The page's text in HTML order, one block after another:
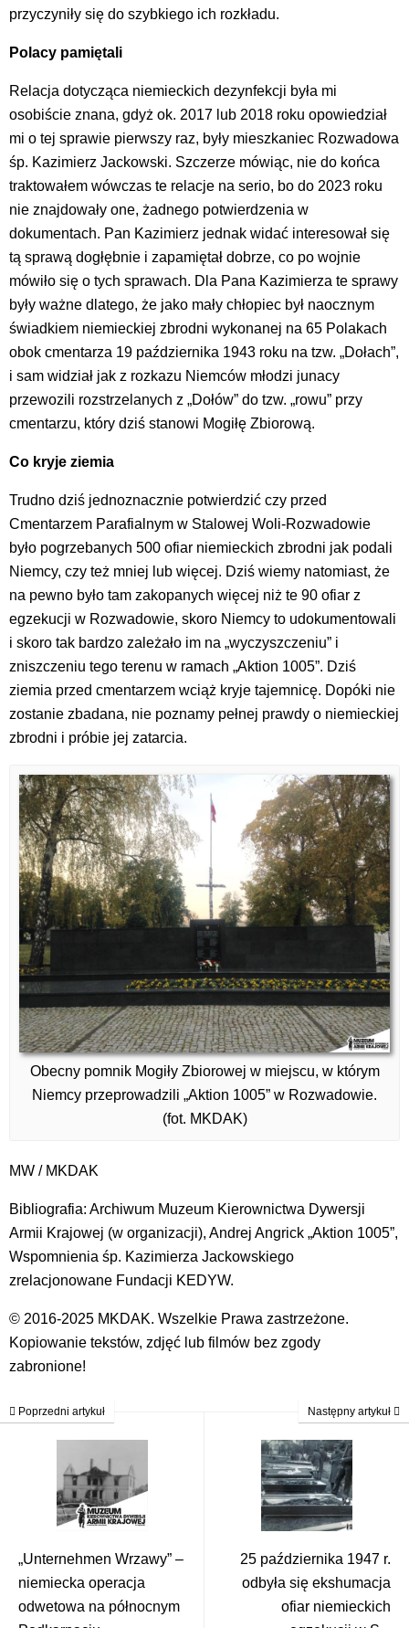
przyczyniły się do szybkiego ich rozkładu.
Polacy pamiętali
Relacja dotycząca niemieckich dezynfekcji była mi
osobiście znana, gdyż ok. 2017 lub 2018 roku opowiedział
mi o tej sprawie pierwszy raz, były mieszkaniec Rozwadowa
śp. Kazimierz Jackowski. Szczerze mówiąc, nie do końca
traktowałem wówczas te relacje na serio, bo do 2023 roku
nie znajdowały one, żadnego potwierdzenia w
dokumentach. Pan Kazimierz jednak widać interesował się
tą sprawą dogłębnie i zapamiętał dobrze, co po wojnie
mówiło się o tych sprawach. Dla Pana Kazimierza te sprawy
były ważne dlatego, że jako mały chłopiec był naocznym
świadkiem niemieckiej zbrodni wykonanej na 65 Polakach
obok cmentarza 19 października 1943 roku na tzw. „Dołach”,
i sam widział jak z rozkazu Niemców młodzi junacy
przewozili rozstrzelanych z „Dołów” do tzw. „rowu” przy
cmentarzu, który dziś stanowi Mogiłę Zbiorową.
Co kryje ziemia
Trudno dziś jednoznacznie potwierdzić czy przed
Cmentarzem Parafialnym w Stalowej Woli-Rozwadowie
było pogrzebanych 500 ofiar niemieckich zbrodni jak podali
Niemcy, czy też mniej lub więcej. Dziś wiemy natomiast, że
na pewno było tam zakopanych więcej niż te 90 ofiar z
egzekucji w Rozwadowie, skoro Niemcy to udokumentowali
i skoro tak bardzo zależało im na „wyczyszczeniu” i
zniszczeniu tego terenu w ramach „Aktion 1005”. Dziś
ziemia przed cmentarzem wciąż kryje tajemnicę. Dopóki nie
zostanie zbadana, nie poznamy pełnej prawdy o niemieckiej
zbrodni i próbie jej zatarcia.
Obecny pomnik Mogiły Zbiorowej w miejscu, w którym
Niemcy przeprowadzili „Aktion 1005” w Rozwadowie.
(fot. MKDAK)
MW / MKDAK
Bibliografia: Archiwum Muzeum Kierownictwa Dywersji
Armii Krajowej (w organizacji), Andrej Angrick „Aktion 1005”,
Wspomnienia śp. Kazimierza Jackowskiego
zrelacjonowane Fundacji KEDYW.
© 2016-2025 MKDAK. Wszelkie Prawa zastrzeżone.
Kopiowanie tekstów, zdjęć lub filmów bez zgody
zabronione!
Poprzedni artykuł
„Unternehmen Wrzawy” –
niemiecka operacja
odwetowa na północnym
Następny artykuł
25 października 1947 r.
odbyła się ekshumacja
ofiar niemieckich